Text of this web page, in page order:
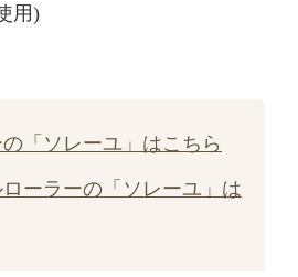
用)
「ソレーユ」はこちら
ーラーの「ソレーユ」は